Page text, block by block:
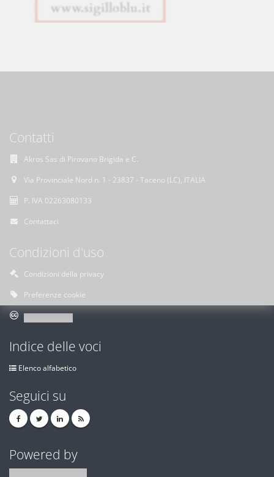
Contatti
Akros Sas di Pirovano Brigida e C.
Via Provinciale Nord n. 1 - 23837 - Taceno (LC), ITALIA
P. IVA 02263080133
Contattaci
Condizioni d'uso
Condizioni della privacy
Preferenze cookie
Indice delle voci
Elenco alfabetico
Seguici su
Powered by